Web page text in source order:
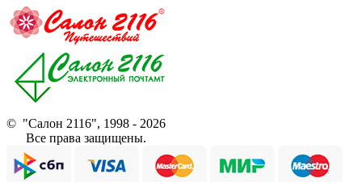
© "Салон 2116", 1998 - 2026
Все права защищены.